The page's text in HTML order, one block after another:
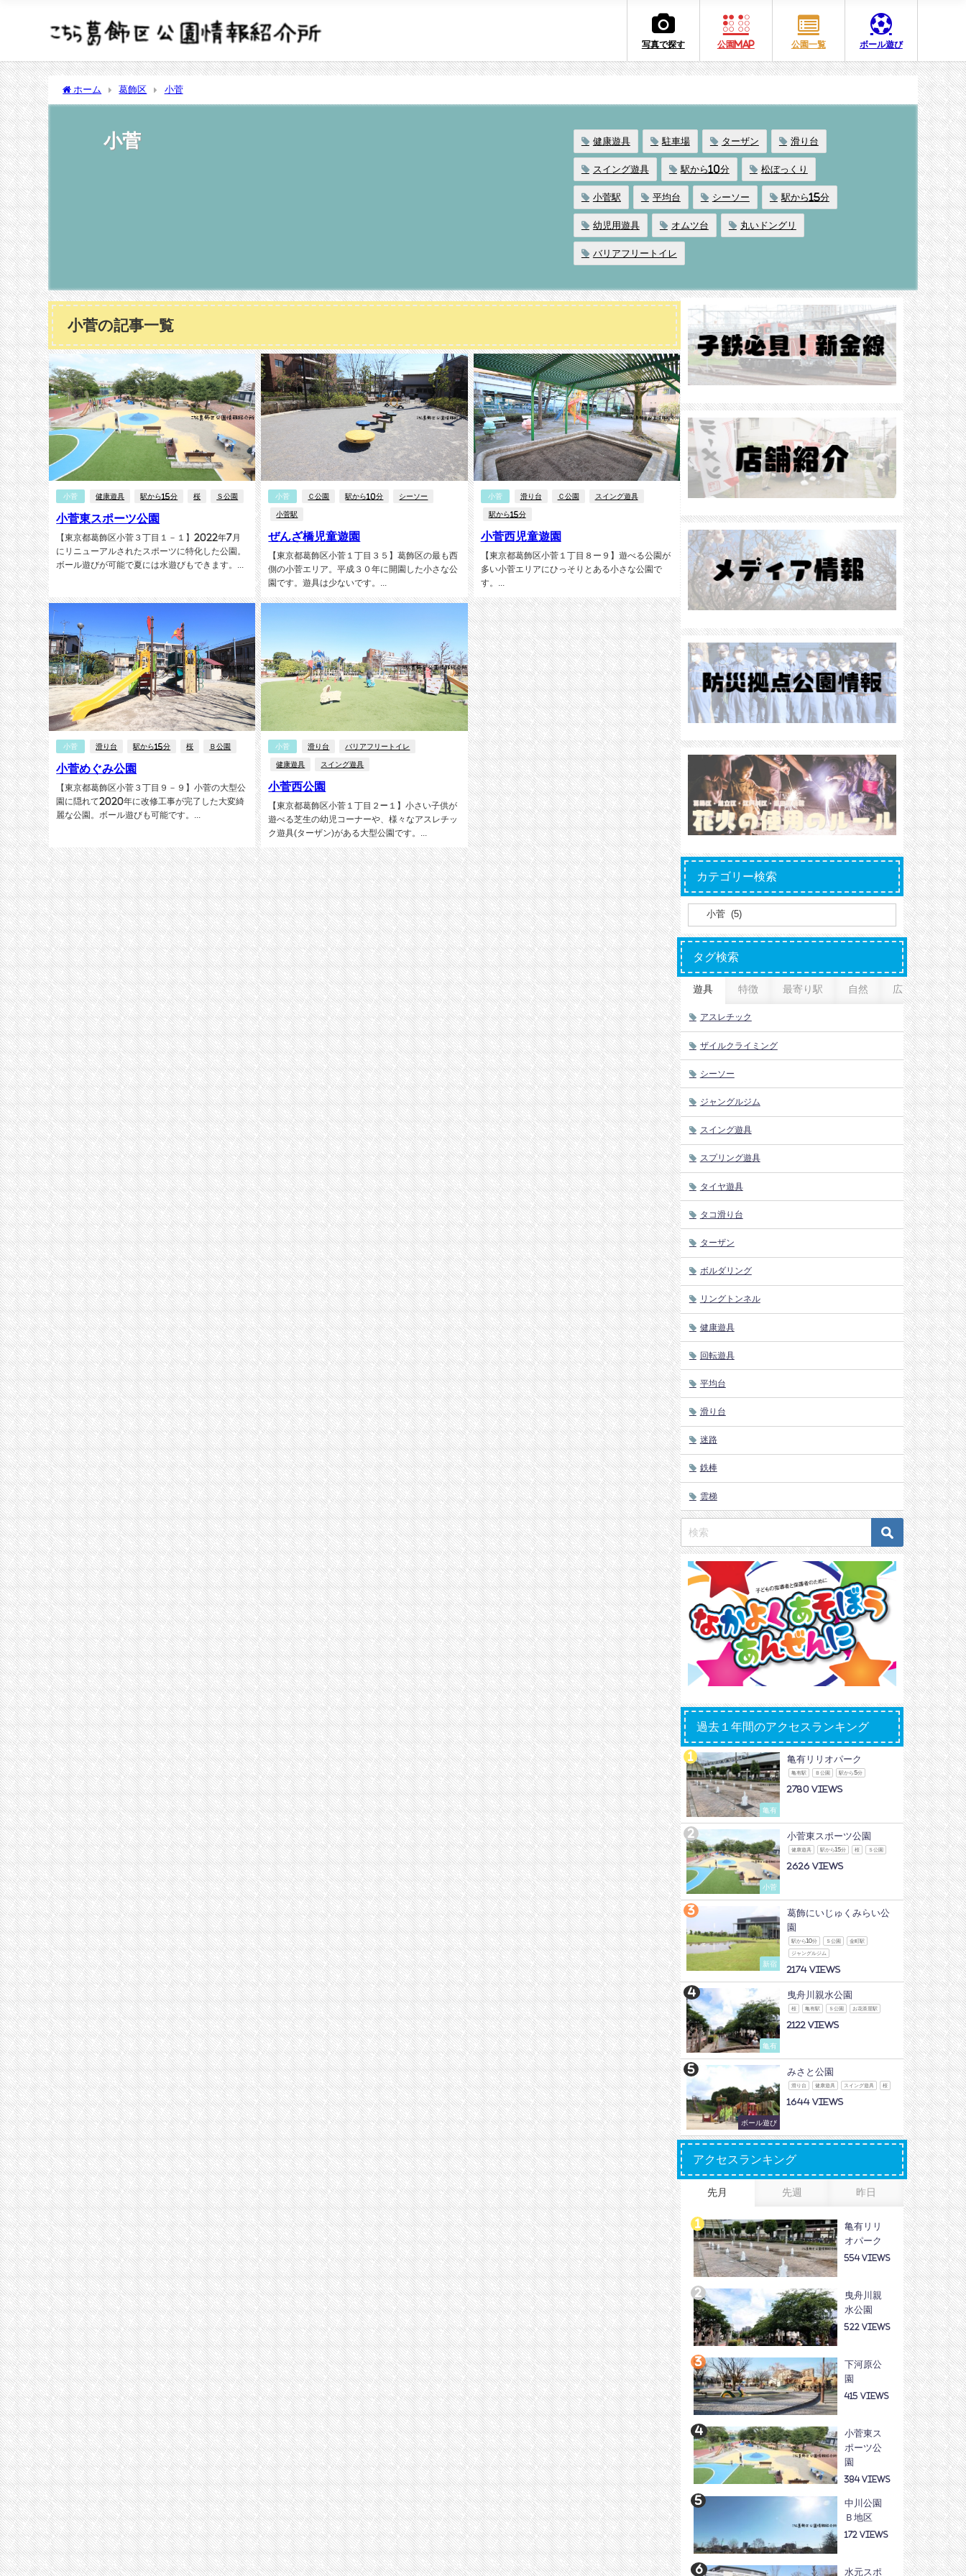
写真で探す 公園MAP 公園一覧 ボール遊び
ホーム 葛飾区 小菅
小菅 健康遊具 駐車場 ターザン 滑り台
スイング遊具 駅から10分 松ぼっくり
小菅駅 平均台 シーソー 駅から15分
幼児用遊具 オムツ台 丸いドングリ
バリアフリートイレ
小菅の記事一覧
小菅 健康遊具 駅から15分 桜 Ｓ公園
小菅東スポーツ公園
【東京都葛飾区小菅３丁目１－１】2022年7月
にリニューアルされたスポーツに特化した公園。
ボール遊びが可能で夏には水遊びもできます。...
小菅 Ｃ公園 駅から10分 シーソー
小菅駅
ぜんざ橋児童遊園
【東京都葛飾区小菅１丁目３５】葛飾区の最も西
側の小菅エリア。平成３０年に開園した小さな公
園です。遊具は少ないです。...
小菅 滑り台 Ｃ公園 スイング遊具
駅から15分
小菅西児童遊園
【東京都葛飾区小菅１丁目８ー９】遊べる公園が
多い小菅エリアにひっそりとある小さな公園で
す。...
小菅 滑り台 駅から15分 桜 Ｂ公園
小菅めぐみ公園
【東京都葛飾区小菅３丁目９－９】小菅の大型公
園に隠れて2020年に改修工事が完了した大変綺
麗な公園。ボール遊びも可能です。...
小菅 滑り台 バリアフリートイレ
健康遊具 スイング遊具
小菅西公園
【東京都葛飾区小菅１丁目２−１】小さい子供が
遊べる芝生の幼児コーナーや、様々なアスレチッ
ク遊具(ターザン)がある大型公園です。...
カテゴリー検索
タグ検索
遊具 特徴 最寄り駅 自然 広さ
アスレチック
ザイルクライミング
シーソー
ジャングルジム
スイング遊具
スプリング遊具
タイヤ遊具
タコ滑り台
ターザン
ボルダリング
リングトンネル
健康遊具
回転遊具
平均台
滑り台
迷路
鉄棒
雲梯
過去１年間のアクセスランキング
亀有
亀有リリオパーク
亀有駅 Ｂ公園 駅から5分
2780
小菅
小菅東スポーツ公園
健康遊具 駅から15分 桜 Ｓ公園
2626
新宿
葛飾にいじゅくみらい公
園
駅から10分 Ｓ公園 金町駅
ジャングルジム
2174
亀有
曳舟川親水公園
桜 亀有駅 Ｓ公園 お花茶屋駅
2122
ボール遊び
みさと公園
滑り台 健康遊具 スイング遊具 桜
1644
アクセスランキング
先月 先週 昨日
亀有リリ
オパーク
554
曳舟川親
水公園
522
下河原公
園
415
小菅東ス
ポーツ公
園
384
中川公園
Ｂ地区
172
水元スポ